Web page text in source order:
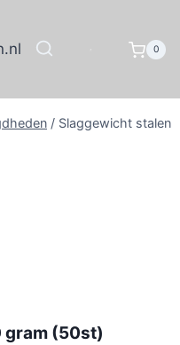
0
/ Slaggewicht stalen
gram (50st)